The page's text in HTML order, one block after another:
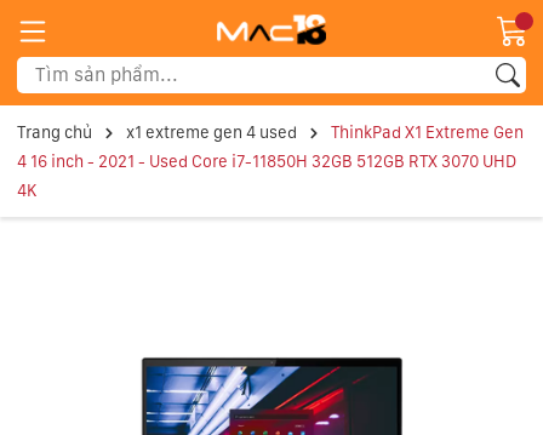
Trang chủ x1 extreme gen 4 used
ThinkPad X1 Extreme Gen
4 16 inch - 2021 - Used Core i7-11850H 32GB 512GB RTX 3070 UHD
4K